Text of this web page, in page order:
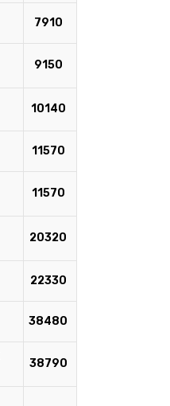
7910
9150
10140
11570
11570
20320
22330
38480
38790